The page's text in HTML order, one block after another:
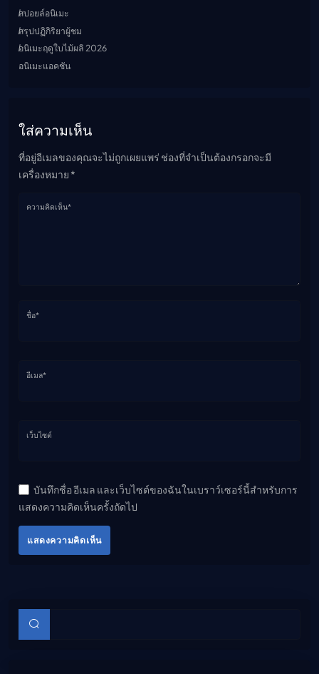
สปอยล์อนิเมะ
สรุปปฏิกิริยาผู้ชม
อนิเมะฤดูใบไม้ผลิ 2026
อนิเมะแอคชัน
ใส่ความเห็น
ที่อยู่อีเมลของคุณจะไม่ถูกเผยแพร่ ช่องที่จำเป็นต้องกรอกจะมี
เครื่องหมาย *
ความคิดเห็น*
ชื่อ*
อีเมล*
เว็บไซต์
บันทึกชื่อ อีเมล และเว็บไซต์ของฉันในเบราว์เซอร์นี้สำหรับการ
แสดงความคิดเห็นครั้งถัดไป
แสดงความคิดเห็น
บทความย่อย